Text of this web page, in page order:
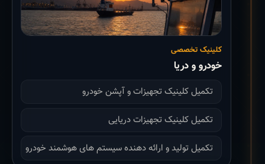
کلینیک تخصصی
خودرو و دریا
تکمیل کلینیک تجهیزات و آپشن خودرو
تکمیل کلینیک تجهیزات دریایی
تکمیل تولید و ارائه دهنده سیستم های هوشمند خودرو